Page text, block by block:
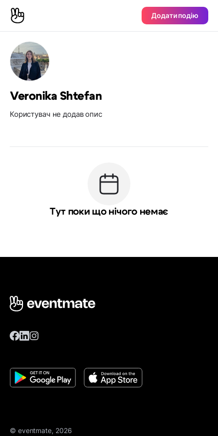
Додати подію
Veronika Shtefan
Користувач не додав опис
Тут поки що нічого немає
© eventmate, 2026